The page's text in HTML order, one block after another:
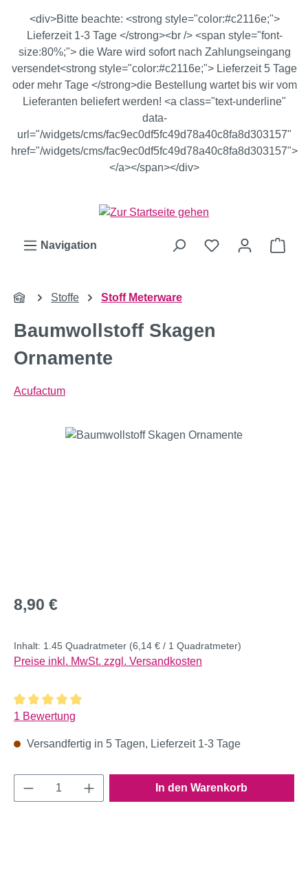
Zum Hauptinhalt springen
<div>Bitte beachte: <strong style="color:#c2116e;">
Lieferzeit 1-3 Tage </strong><br /> <span style="font-
size:80%;"> die Ware wird sofort nach Zahlungseingang
versendet<strong style="color:#c2116e;"> Lieferzeit 5 Tage
oder mehr Tage </strong>die Bestellung wartet bis wir vom
Lieferanten beliefert werden! <a class="text-underline"
data-
url="/widgets/cms/fac9ec0df5fc49d78a40c8fa8d303157"
href="/widgets/cms/fac9ec0df5fc49d78a40c8fa8d303157">
</a></span></div>
Navigation
Stoffe Stoff Meterware
Baumwollstoff Skagen
Ornamente
Acufactum
Bildergalerie überspringen
Regulärer Preis:
8,90 €
Inhalt: 1.45 Quadratmeter (6,14 € / 1 Quadratmeter)
Preise inkl. MwSt. zzgl. Versandkosten
Durchschnittliche Bewertung von 5 von 5 Sternen
1 Bewertung
Versandfertig in 5 Tagen, Lieferzeit 1-3 Tage
Produkt Anzahl: Gib den gewünschten
In den Warenkorb